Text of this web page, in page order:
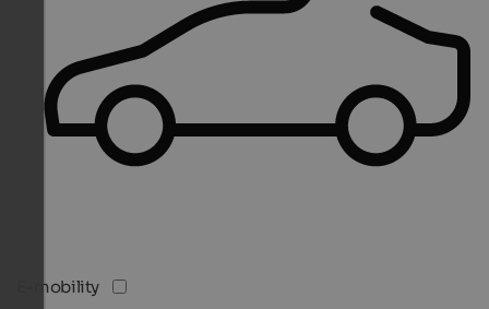
E-mobility